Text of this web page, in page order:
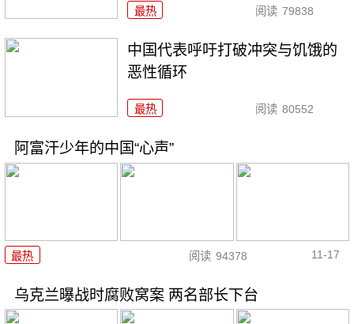
最热 阅读 79838
中国代表呼吁打破冲突与饥饿的
恶性循环
最热 阅读 80552
阿富汗少年的中国“心声”
最热 阅读 94378 11-17
乌克兰曝战时腐败窝案 两名部长下台